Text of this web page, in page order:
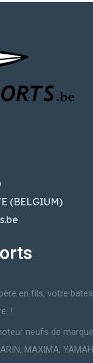
(BELGIUM)
en fils, votre
!
neufs de
MAXIMA,